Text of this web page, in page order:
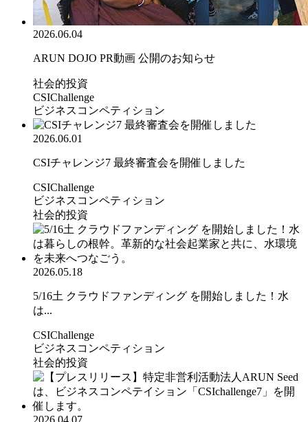
2026.06.04
ARUN DOJO PR動画 公開のお知らせ
社会的投資
CSIChallenge
ビジネスコンペティション
2026.06.01
CSIチャレンジ7 最終審査会を開催しました
CSIChallenge
ビジネスコンペティション
社会的投資
2026.05.18
5/16土 クラウドファンディング を開始しました！水
は...
CSIChallenge
ビジネスコンペティション
社会的投資
2026.04.07